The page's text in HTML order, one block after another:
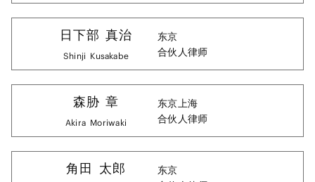
日下部 真治
Shinji Kusakabe
东京
合伙人律师
森胁 章
Akira Moriwaki
东京上海
合伙人律师
角田 太郎
东京